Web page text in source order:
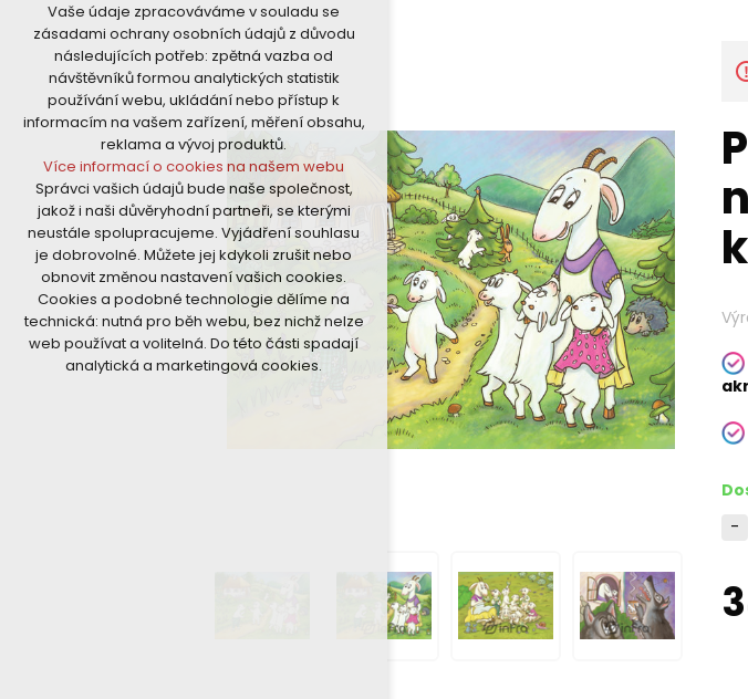
Technická cookies
nutná pro provozování webu
udržení kontextu stránek (session):
případná přihlášení, volby jazyka, apod.
Volitelná cookies
analytická pro anonymizované
vyhodnocení návštěvnosti
marketingová cookies (Google)
Více informací o cookies na našem webu
Přijmout všechny cookies
Odmítnout vše
Vaše údaje zpracováváme v souladu se
zásadami ochrany osobních údajů z důvodu
následujících potřeb: zpětná vazba od
návštěvníků formou analytických statistik
používání webu, ukládání nebo přístup k
informacím na vašem zařízení, měření obsahu,
reklama a vývoj produktů.
Více informací o cookies na našem webu
Správci vašich údajů bude naše společnost,
jakož i naši důvěryhodní partneři, se kterými
neustále spolupracujeme. Vyjádření souhlasu
je dobrovolné. Můžete jej kdykoli zrušit nebo
obnovit změnou nastavení vašich cookies.
Cookies a podobné technologie dělíme na
technická: nutná pro běh webu, bez nichž nelze
web používat a volitelná. Do této části spadají
analytická a marketingová cookies.
-